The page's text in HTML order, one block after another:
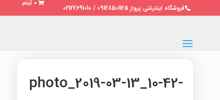
فروشگاه اینترنتی پرواز 09128501125 / 02122691010
0 آیتم
photo_2019-03-13_10-42-